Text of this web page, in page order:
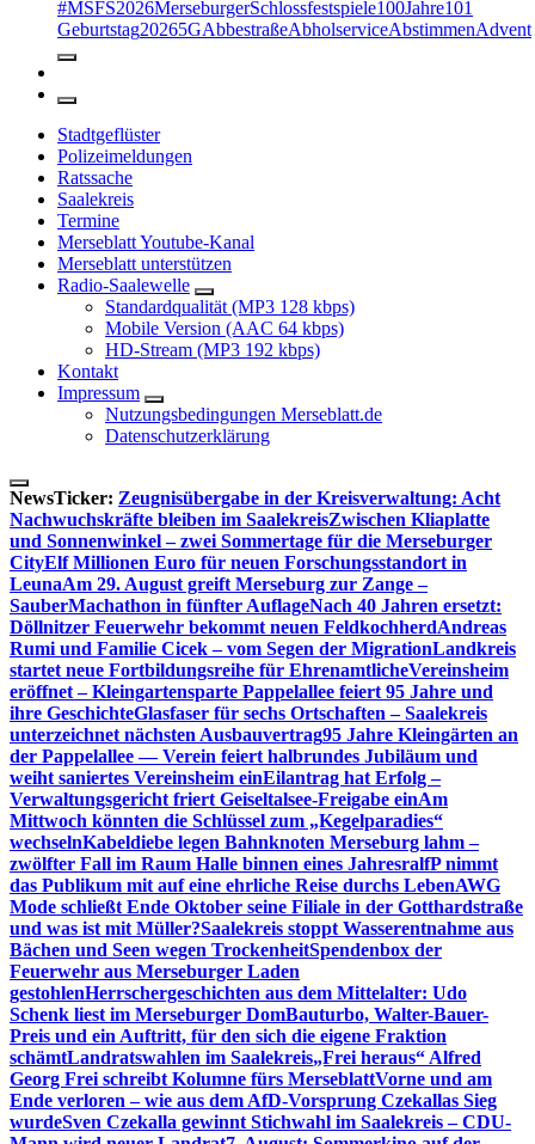
#MSFS2026MerseburgerSchlossfestspiele100Jahre101
Geburtstag20265GAbbestraßeAbholserviceAbstimmenAdvent
Stadtgeflüster
Polizeimeldungen
Ratssache
Saalekreis
Termine
Merseblatt Youtube-Kanal
Merseblatt unterstützen
Radio-Saalewelle
Standardqualität (MP3 128 kbps)
Mobile Version (AAC 64 kbps)
HD-Stream (MP3 192 kbps)
Kontakt
Impressum
Nutzungsbedingungen Merseblatt.de
Datenschutzerklärung
NewsTicker: Zeugnisübergabe in der Kreisverwaltung: Acht
Nachwuchskräfte bleiben im SaalekreisZwischen Kliaplatte
und Sonnenwinkel – zwei Sommertage für die Merseburger
CityElf Millionen Euro für neuen Forschungsstandort in
LeunaAm 29. August greift Merseburg zur Zange –
SauberMachathon in fünfter AuflageNach 40 Jahren ersetzt:
Döllnitzer Feuerwehr bekommt neuen FeldkochherdAndreas
Rumi und Familie Cicek – vom Segen der MigrationLandkreis
startet neue Fortbildungsreihe für EhrenamtlicheVereinsheim
eröffnet – Kleingartensparte Pappelallee feiert 95 Jahre und
ihre GeschichteGlasfaser für sechs Ortschaften – Saalekreis
unterzeichnet nächsten Ausbauvertrag95 Jahre Kleingärten an
der Pappelallee — Verein feiert halbrundes Jubiläum und
weiht saniertes Vereinsheim einEilantrag hat Erfolg –
Verwaltungsgericht friert Geiseltalsee-Freigabe einAm
Mittwoch könnten die Schlüssel zum „Kegelparadies“
wechselnKabeldiebe legen Bahnknoten Merseburg lahm –
zwölfter Fall im Raum Halle binnen eines JahresralfP nimmt
das Publikum mit auf eine ehrliche Reise durchs LebenAWG
Mode schließt Ende Oktober seine Filiale in der Gotthardstraße
und was ist mit Müller?Saalekreis stoppt Wasserentnahme aus
Bächen und Seen wegen TrockenheitSpendenbox der
Feuerwehr aus Merseburger Laden
gestohlenHerrschergeschichten aus dem Mittelalter: Udo
Schenk liest im Merseburger DomBauturbo, Walter-Bauer-
Preis und ein Auftritt, für den sich die eigene Fraktion
schämtLandratswahlen im Saalekreis„Frei heraus“ Alfred
Georg Frei schreibt Kolumne fürs MerseblattVorne und am
Ende verloren – wie aus dem AfD-Vorsprung Czekallas Sieg
wurdeSven Czekalla gewinnt Stichwahl im Saalekreis – CDU-